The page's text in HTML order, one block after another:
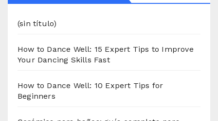
(sin título)
How to Dance Well: 15 Expert Tips to Improve
Your Dancing Skills Fast
How to Dance Well: 10 Expert Tips for
Beginners